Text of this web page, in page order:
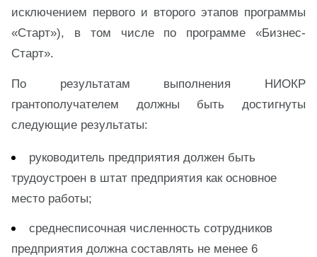
исключением первого и второго этапов программы
«Старт»), в том числе по программе «Бизнес-
Старт».
По результатам выполнения НИОКР
грантополучателем должны быть достигнуты
следующие результаты:
руководитель предприятия должен быть
трудоустроен в штат предприятия как основное
место работы;
среднесписочная численность сотрудников
предприятия должна составлять не менее 6